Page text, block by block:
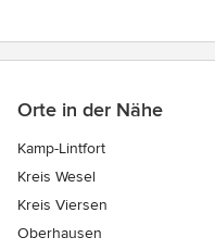
Orte in der Nähe
Kamp-Lintfort
Kreis Wesel
Kreis Viersen
Oberhausen